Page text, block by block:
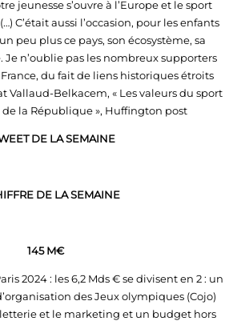
jeunesse s’ouvre à l’Europe et le sport
C’était aussi l’occasion, pour les enfants
peu plus ce pays, son écosystème, sa
n’oublie pas les nombreux supporters
du fait de liens historiques étroits
Vallaud-Belkacem, « Les valeurs du sport
la République », Huffington post
DE LA SEMAINE
DE LA SEMAINE
145 M€
2024 : les 6,2 Mds € se divisent en 2 : un
des Jeux olympiques (Cojo)
et le marketing et un budget hors